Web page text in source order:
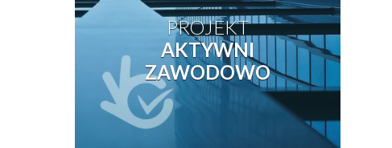
PROJEKT
AKTYWNI
ZAWODOWO